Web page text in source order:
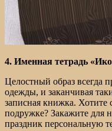
4. Именная тетрадь
Целостный образ всегда
одежды, и заканчивая
записная книжка. Хотите
подружке? Закажите для
праздник персональную